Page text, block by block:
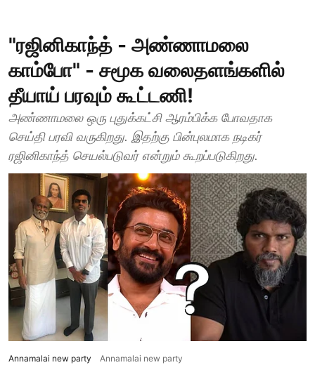
"ரஜினிகாந்த் - அண்ணாமலை
காம்போ" - சமூக வலைதளங்களில்
தீயாய் பரவும் கூட்டணி!
அண்ணாமலை ஒரு புதுக்கட்சி ஆரம்பிக்க போவதாக
செய்தி பரவி வருகிறது. இதற்கு பின்புலமாக நடிகர்
ரஜினிகாந்த் செயல்படுவர் என்றும் கூறப்படுகிறது.
Annamalai new party Annamalai new party